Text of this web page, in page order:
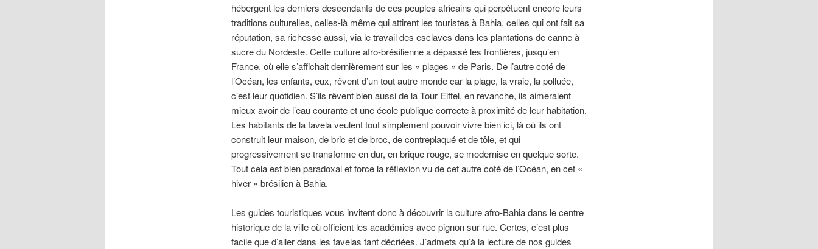
hébergent les derniers descendants de ces peuples africains qui perpétuent encore leurs
traditions culturelles, celles-là même qui attirent les touristes à Bahia, celles qui ont fait sa
réputation, sa richesse aussi, via le travail des esclaves dans les plantations de canne à
sucre du Nordeste. Cette culture afro-brésilienne a dépassé les frontières, jusqu’en
France, où elle s’affichait dernièrement sur les « plages » de Paris. De l’autre coté de
l’Océan, les enfants, eux, rêvent d’un tout autre monde car la plage, la vraie, la polluée,
c’est leur quotidien. S’ils rêvent bien aussi de la Tour Eiffel, en revanche, ils aimeraient
mieux avoir de l’eau courante et une école publique correcte à proximité de leur habitation.
Les habitants de la favela veulent tout simplement pouvoir vivre bien ici, là où ils ont
construit leur maison, de bric et de broc, de contreplaqué et de tôle, et qui
progressivement se transforme en dur, en brique rouge, se modernise en quelque sorte.
Tout cela est bien paradoxal et force la réflexion vu de cet autre coté de l’Océan, en cet «
hiver » brésilien à Bahia.
Les guides touristiques vous invitent donc à découvrir la culture afro-Bahia dans le centre
historique de la ville où officient les académies avec pignon sur rue. Certes, c’est plus
facile que d’aller dans les favelas tant décriées. J’admets qu’à la lecture de nos guides